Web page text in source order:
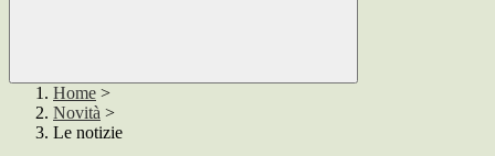
Home >
Novità >
Le notizie